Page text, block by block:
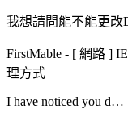
我想請問能不能更
FirstMable - [ 網路 ]
理方式
I have noticed you d…